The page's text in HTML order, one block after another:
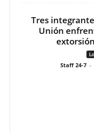
Tres
Unión
Staff 24-7 -